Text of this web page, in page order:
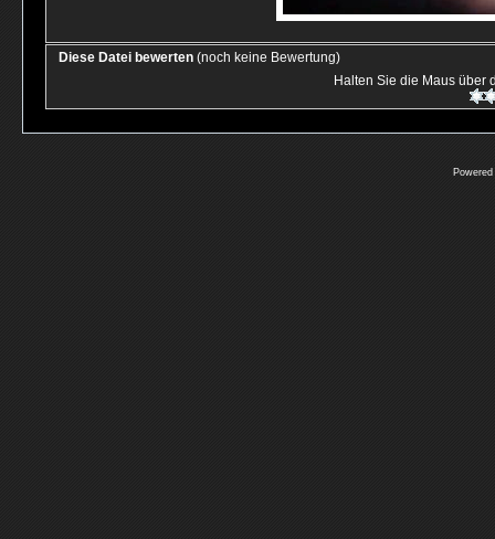
Diese Datei bewerten (noch keine Bewertung)
Halten Sie die Maus über